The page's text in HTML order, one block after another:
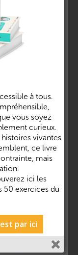
Pôle Éco-
à tous.
vous soyez
curieux.
vivantes
ce livre
mais
ici les
50 exercices du
par ici